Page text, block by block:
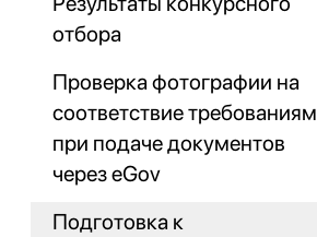
отбора
Проверка фотографии на
соответствие требованиям
при подаче документов
через eGov
Подготовка к